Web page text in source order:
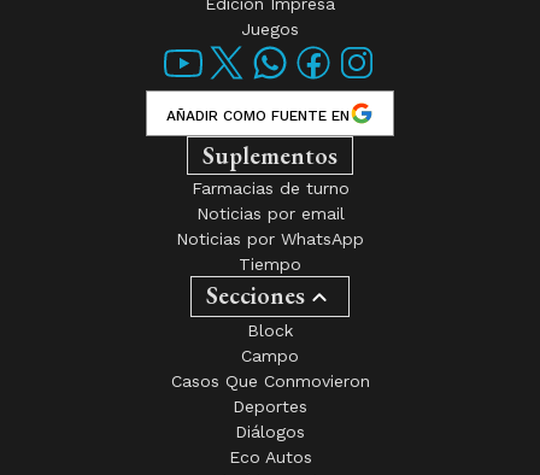
Juegos
AÑADIR COMO FUENTE EN
Suplementos
Farmacias de turno
Noticias por email
Noticias por WhatsApp
Tiempo
Secciones
Block
Campo
Casos Que Conmovieron
Deportes
Diálogos
Eco Autos